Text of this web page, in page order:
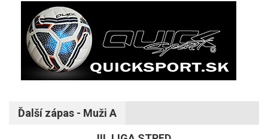
Ďalší zápas - Muži A